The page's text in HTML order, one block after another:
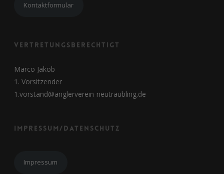
Kontaktformular
Vertretungsberechtigt
Marco Jakob
1. Vorsitzender
1.vorstand@anglerverein-neutraubling.de
Impressum/Datenschutz
Impressum